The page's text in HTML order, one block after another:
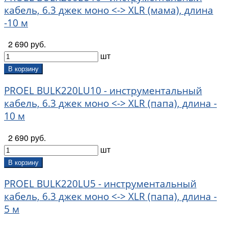
кабель, 6.3 джек моно <-> XLR (мама), длина
-10 м
2 690 руб.
шт
В корзину
PROEL BULK220LU10 - инструментальный
кабель, 6.3 джек моно <-> XLR (папа), длина -
10 м
2 690 руб.
шт
В корзину
PROEL BULK220LU5 - инструментальный
кабель, 6.3 джек моно <-> XLR (папа), длина -
5 м